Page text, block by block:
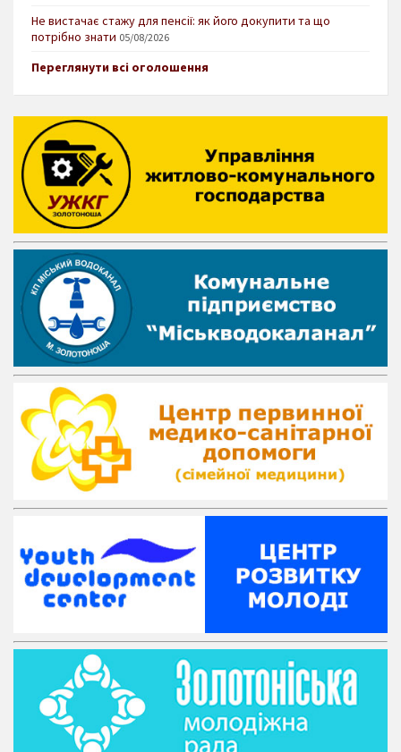
Не вистачає стажу для пенсії: як його докупити та що
потрібно знати 05/08/2026
Переглянути всі оголошення